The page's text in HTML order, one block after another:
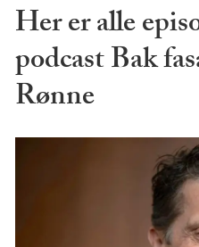
Her er alle
podcast Bak
Rønne